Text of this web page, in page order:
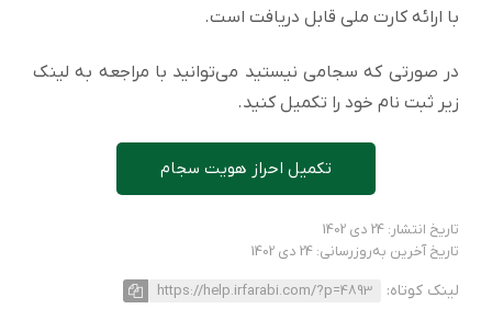
با ارائه کارت ملی قابل دریافت است.
در صورتی که سجامی نیستید می‌توانید با مراجعه به لینک
زیر ثبت نام خود را تکمیل کنید.
تکمیل احراز هویت سجام
تاریخ انتشار: 24 دی 1402
تاریخ آخرین به‌روزرسانی: 24 دی 1402
لینک کوتاه: https://help.irfarabi.com/?p=4893